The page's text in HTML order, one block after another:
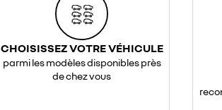
CHOISISSEZ VOTRE VÉHICULE
parmi les modèles disponibles près
de chez vous